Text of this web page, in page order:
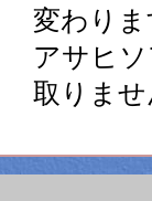
変わり
アサヒ
取りま